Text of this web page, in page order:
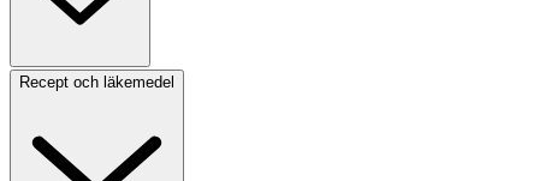
Recept och läkemedel